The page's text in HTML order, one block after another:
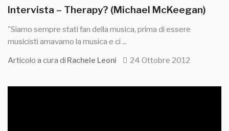
Intervista – Therapy? (Michael McKeegan)
"Siamo sempre stati fan della musica, prima di essere
musicisti amavamo la musica e ci ...
Articolo a cura di Rachele Leoni 24 Ottobre 2012